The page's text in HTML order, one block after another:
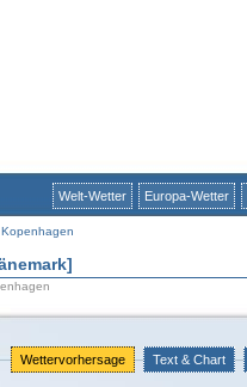
Welt-Wetter Europa-Wetter
Wettervorhersage Text & Chart